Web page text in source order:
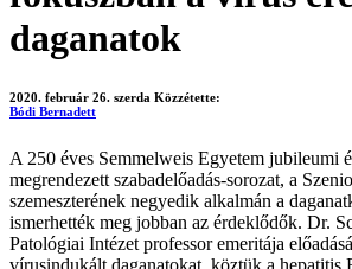
daganatok
2020. február 26. szerda Közzétette:
Bódi Bernadett
A 250 éves Semmelweis Egyetem jubileumi
megrendezett szabadelőadás-sorozat, a
szemeszterének negyedik alkalmán a
ismerhették meg jobban az érdeklődők. Dr.
Patológiai Intézet professor emeritája
vírusindukált daganatokat, köztük a hepatitis